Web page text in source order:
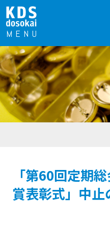
「第60回定期
賞表彰式」中止